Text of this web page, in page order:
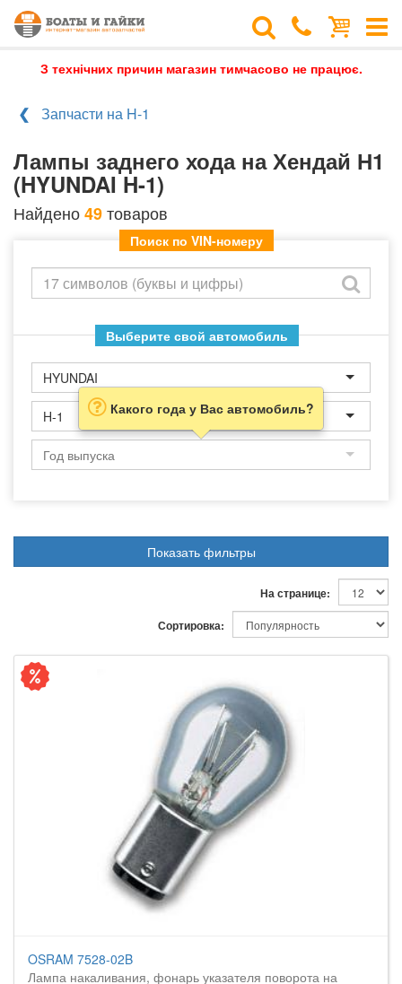
З технічних причин магазин тимчасово не працює.
Запчасти на H-1
Лампы заднего хода на Хендай Н1
(HYUNDAI H-1)
Найдено49товаров
Поиск по VIN-номеру
Выберите свой автомобиль
HYUNDAI
H-1 Какого года у Вас автомобиль?
Показать фильтры
На странице:
Сортировка:
OSRAM 7528-02B
Лампа накаливания, фонарь указателя поворота на